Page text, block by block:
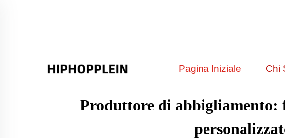
Pagina Iniziale Chi
Produttore di abbigliamento: